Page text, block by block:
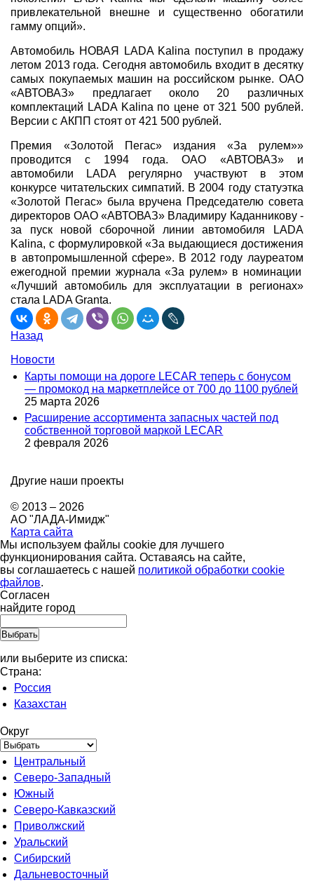
привлекательной внешне и существенно обогатили
гамму опций».
Автомобиль НОВАЯ LADA Kalina поступил в продажу
летом 2013 года. Сегодня автомобиль входит в десятку
самых покупаемых машин на российском рынке. ОАО
«АВТОВАЗ» предлагает около 20 различных
комплектаций LADA Kalina по цене от 321 500 рублей.
Версии сАКПП стоят от 421 500 рублей.
Премия «Золотой Пегас» издания «За рулем»»
проводится с 1994 года. ОАО «АВТОВАЗ» и
автомобили LADA регулярно участвуют в этом
конкурсе читательских симпатий. В 2004 году статуэтка
«Золотой Пегас» была вручена Председателю совета
директоров ОАО «АВТОВАЗ» Владимиру Каданникову -
за пуск новой сборочной линии автомобиля LADA
Kalina, с формулировкой «За выдающиеся достижения
в автопромышленной сфере». В 2012 году лауреатом
ежегодной премии журнала«За рулем»в номинации
«Лучший автомобиль для эксплуатации в регионах»
стала LADA Granta.
Назад
Новости
Карты помощи на дороге LECAR теперь с бонусом
— промокод на маркетплейсе от 700 до 1100 рублей
25 марта 2026
Расширение ассортимента запасных частей под
собственной торговой маркой LECAR
2 февраля 2026
Другие наши проекты
© 2013 – 2026
АО "ЛАДА-Имидж"
Карта сайта
Мы используем файлы cookie для лучшего
функционирования сайта. Оставаясь на сайте,
вы соглашаетесь с нашей политикой обработки cookie
файлов.
Согласен
найдите город
или выберите из списка:
Страна:
Россия
Казахстан
Округ
Центральный
Северо-Западный
Южный
Северо-Кавказский
Приволжский
Уральский
Сибирский
Дальневосточный